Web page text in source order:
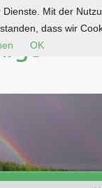
Mit der
dass wir
OK